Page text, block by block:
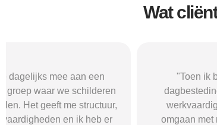
Wat
"Toen ik begon met een
dagbestedingsplek gericht op
werkvaardigheden, leerde ik
omgaan met routines en kleine